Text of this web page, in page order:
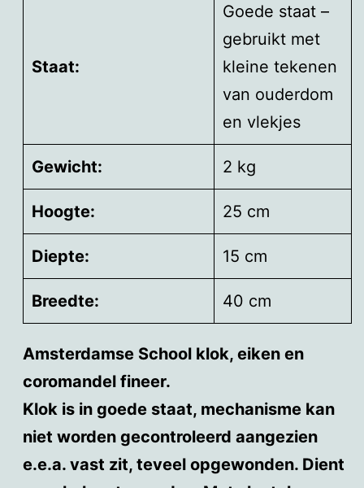
Staat:
Goede staat –
gebruikt met
kleine tekenen
van ouderdom
en vlekjes
Gewicht: 2 kg
Hoogte: 25 cm
Diepte: 15 cm
Breedte: 40 cm
Amsterdamse School klok, eiken en
coromandel fineer.
Klok is in goede staat, mechanisme kan
niet worden gecontroleerd aangezien
e.e.a. vast zit, teveel opgewonden. Dient